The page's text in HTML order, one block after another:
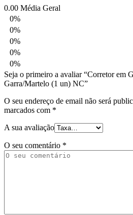
0.00 Média Geral
0%
0%
0%
0%
0%
Seja o primeiro a avaliar “Corretor em
Garra/Martelo (1 un) NC”
O seu endereço de email não será
marcados com *
A sua avaliação
O seu comentário *